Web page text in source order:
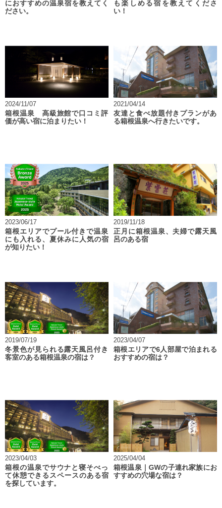
におすすめの温泉宿を教えてく
ださい。
も楽しめる宿を教えてくださ
い！
2024/11/07
箱根温泉 高級旅館で口コミ評
価が高い宿に泊まりたい！
2021/04/14
友達と食べ放題付きプランがあ
る箱根温泉へ行きたいです。
2023/06/17
箱根エリアでプール付きで温泉
にも入れる、夏休みに人気の宿
が知りたい！
2019/11/18
正月に箱根温泉、夫婦で露天風
呂のある宿
2019/07/19
冬景色が見られる露天風呂付き
客室のある箱根温泉の宿は？
2023/04/07
箱根エリアで6人部屋で泊まれる
おすすめの宿は？
2023/04/03
箱根の温泉でサウナと寝そべっ
て休憩できるスペースのある宿
を探しています。
2025/04/04
箱根温泉｜GWの子連れ家族にお
すすめの穴場な宿は？